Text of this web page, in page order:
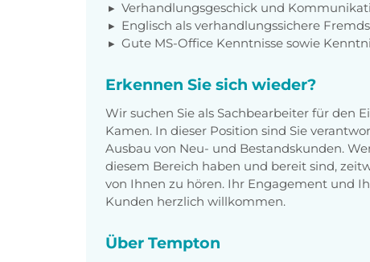
Verhandlungsgeschick und
Englisch als verhandlungssichere
Gute MS-Office Kenntnisse sowie
Erkennen Sie sich wieder?
Wir suchen Sie als Sachbearbeiter für den
Kamen. In dieser Position sind Sie
Ausbau von Neu- und Bestandskunden.
diesem Bereich haben und bereit sind,
von Ihnen zu hören. Ihr Engagement und
Kunden herzlich willkommen.
Über Tempton